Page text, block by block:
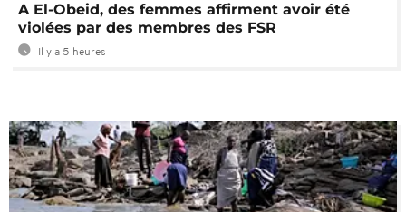
A El-Obeid, des femmes affirment avoir été
violées par des membres des FSR
Il y a 5 heures